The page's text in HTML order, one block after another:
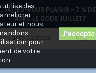
FAITES-VOUS PLAISIR – 7 %
AVEC LE CODE JUILLET7
Blog
carte cadeau
utilise des
et nous
pour
de votre